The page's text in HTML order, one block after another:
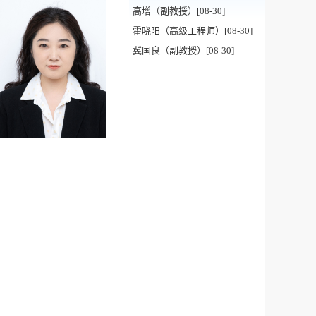
高增（副教授）[08-30]
霍晓阳（高级工程师）[08-30]
冀国良（副教授）[08-30]